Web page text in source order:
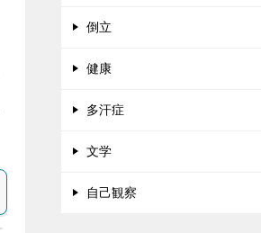
倒立
健康
多汗症
文学
自己観察